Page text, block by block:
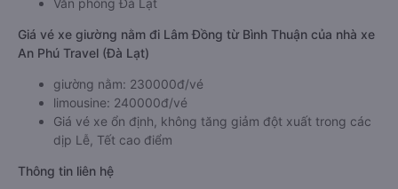
Văn phòng Đà Lạt
Giá vé xe giường nằm đi Lâm Đồng từ Bình Thuận của nhà xe
An Phú Travel (Đà Lạt)
giường nằm: 230000đ/vé
limousine: 240000đ/vé
Giá vé xe ổn định, không tăng giảm đột xuất trong các
dịp Lễ, Tết cao điểm
Thông tin liên hệ